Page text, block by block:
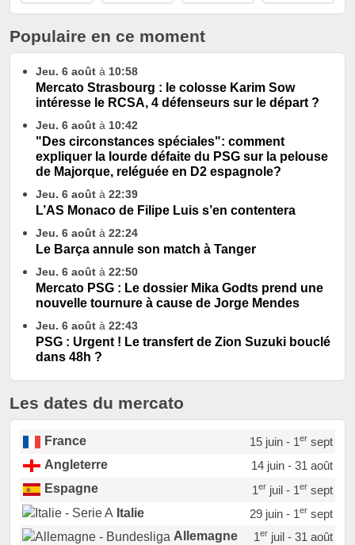
Populaire en ce moment
Jeu. 6 août à 10:58
Mercato Strasbourg : le colosse Karim Sow
intéresse le RCSA, 4 défenseurs sur le départ ?
Jeu. 6 août à 10:42
"Des circonstances spéciales": comment
expliquer la lourde défaite du PSG sur la pelouse
de Majorque, reléguée en D2 espagnole?
Jeu. 6 août à 22:39
L’AS Monaco de Filipe Luis s’en contentera
Jeu. 6 août à 22:24
Le Barça annule son match à Tanger
Jeu. 6 août à 22:50
Mercato PSG : Le dossier Mika Godts prend une
nouvelle tournure à cause de Jorge Mendes
Jeu. 6 août à 22:43
PSG : Urgent ! Le transfert de Zion Suzuki bouclé
dans 48h ?
Les dates du mercato
France 15 juin - 1ersept
Angleterre
14 juin - 31 août
Espagne
1erjuil - 1ersept
Italie
29 juin - 1ersept
Allemagne
1erjuil - 31 août